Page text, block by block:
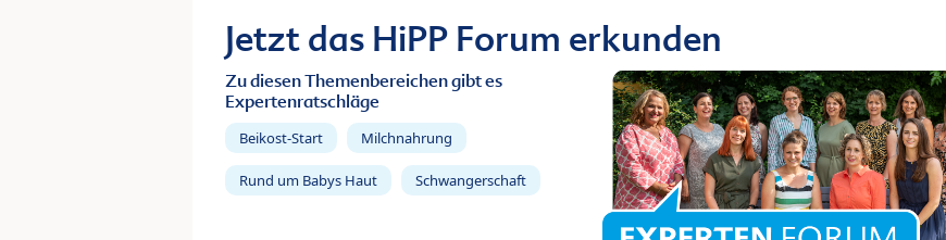
Jetzt das HiPP Forum erkunden
Zu diesen Themenbereichen gibt es
Expertenratschläge
Beikost-Start Milchnahrung
Rund um Babys Haut Schwangerschaft